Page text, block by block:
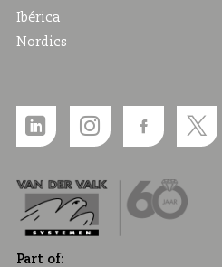
Ibérica
Nordics
Part of: